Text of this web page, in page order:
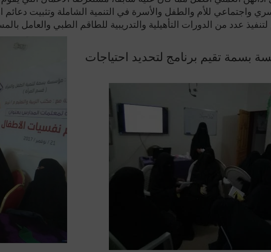
واجتماعي للأم والطفل والأسرة في التنمية الشاملة وتثبيت دعائم
عدد من الدورات التأهيلية والتدريبية للطاقم الطبي والعامل
بسمة تقيم برنامج لتحديد احتياجات